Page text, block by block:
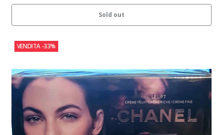
Sold out
VENDITA -33%